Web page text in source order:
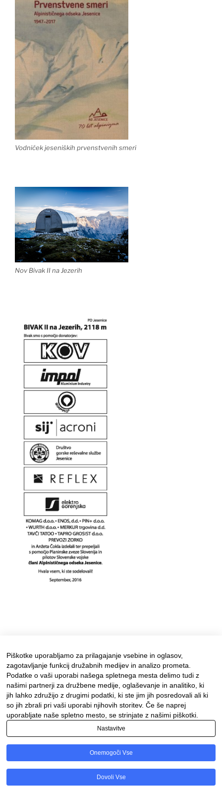
Vodniček jeseniških prvenstvenih smeri
Nov Bivak II na Jezerih
FacebookInstagram
Ponosno uporablja tehnologijo WordPress
Piškotke uporabljamo za prilagajanje vsebine in oglasov,
zagotavljanje funkcij družabnih medijev in analizo prometa.
Podatke o vaši uporabi našega spletnega mesta delimo tudi z
našimi partnerji za družbene medije, oglaševanje in analitiko, ki
jih lahko združijo z drugimi podatki, ki ste jim jih posredovali ali ki
so jih zbrali pri vaši uporabi njihovih storitev. Če še naprej
uporabljate naše spletno mesto, se strinjate z našimi piškotki.
Nastavitve
Onemogoči Vse
Dovoli Vse